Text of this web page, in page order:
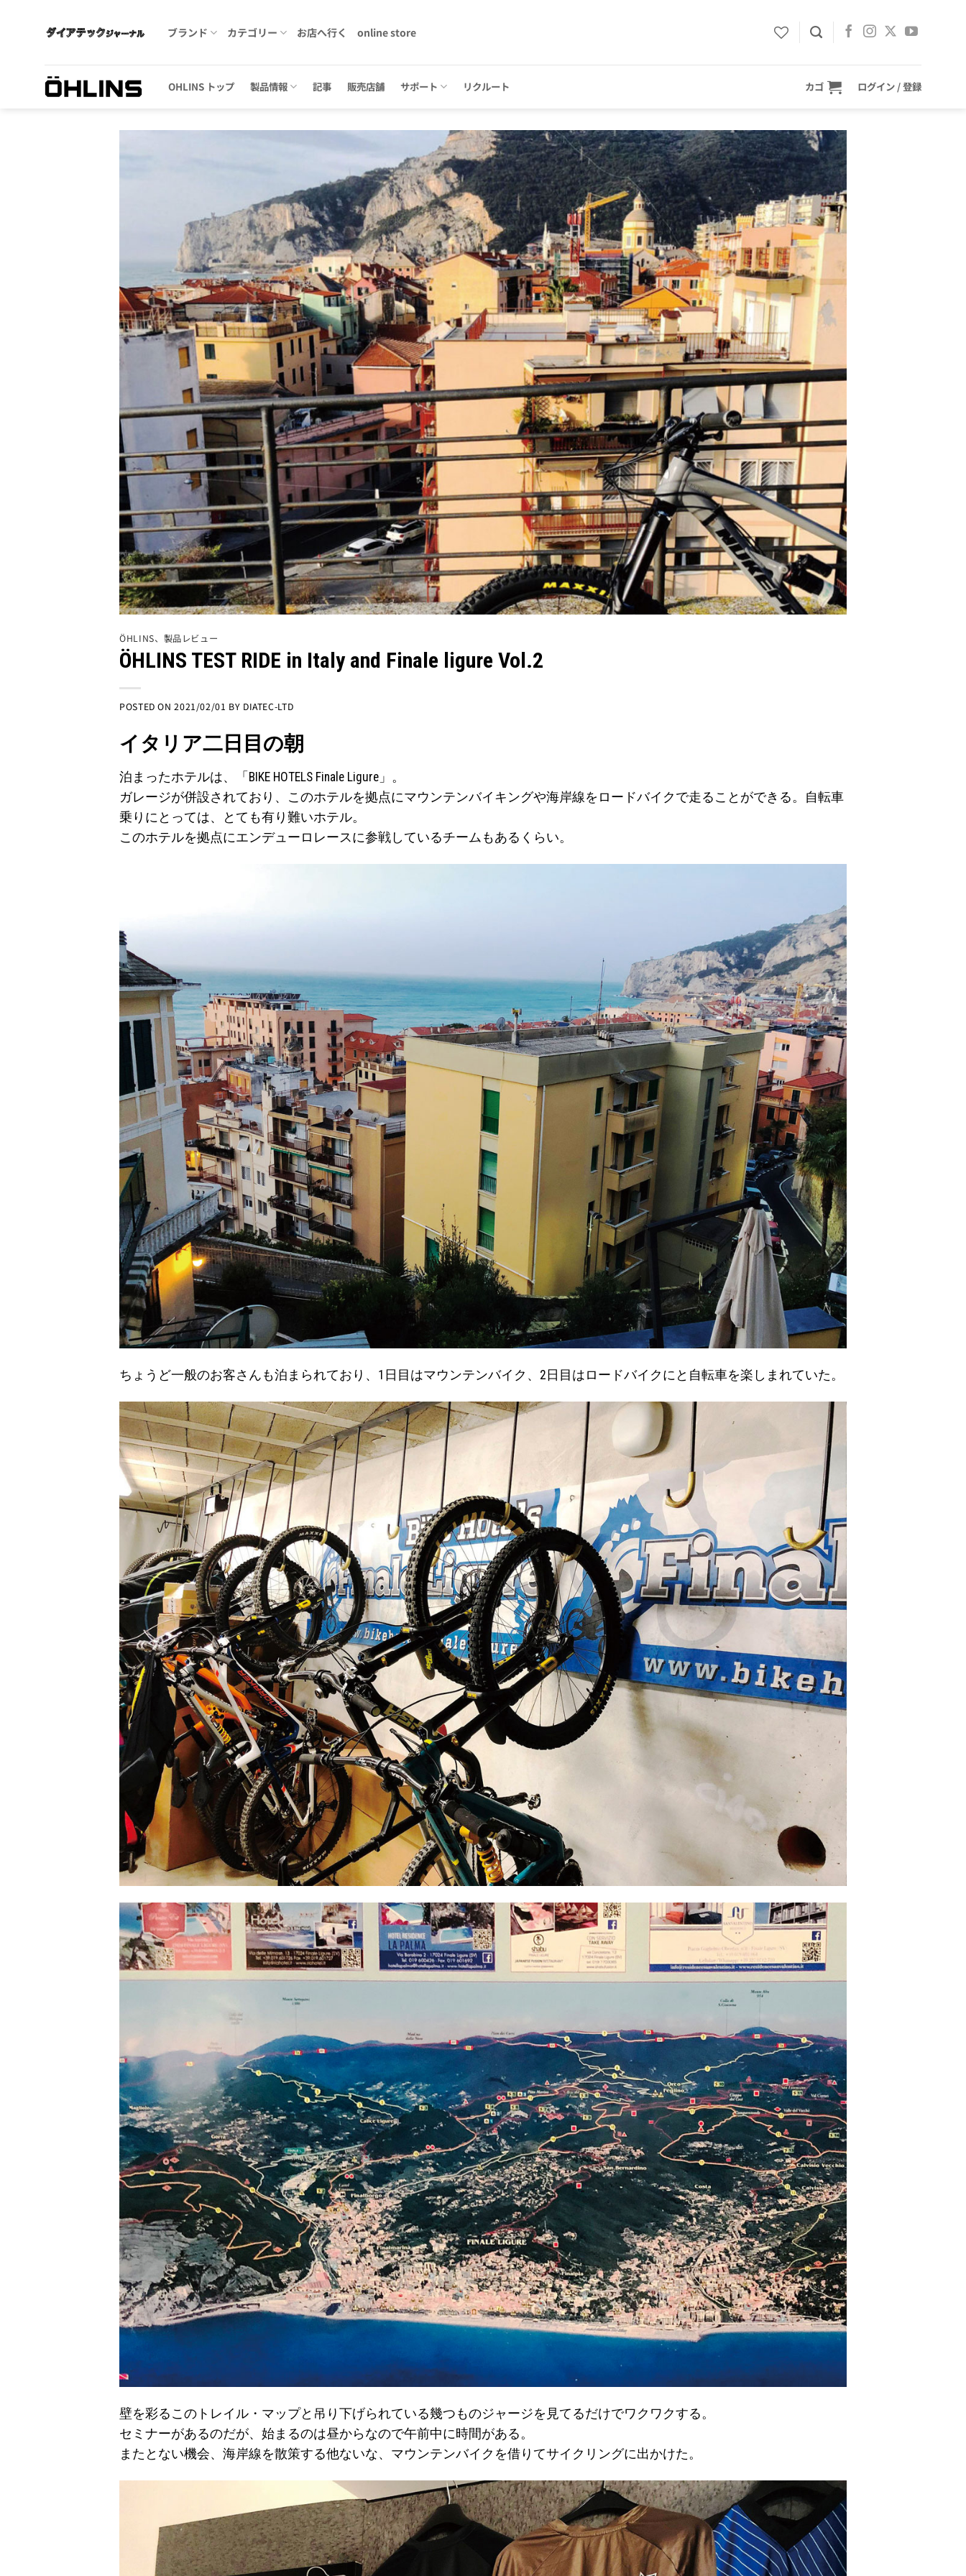
ブランド カテゴリー お店へ行く online store
OHLINS トップ 製品情報 記事 販売店舗 サポート リクルート カゴ ログイン / 登録
ÖHLINS、 製品レビュー
ÖHLINS TEST RIDE in Italy and Finale ligure Vol.2
POSTED ON2021/02/01 BY DIATEC-LTD
イタリア二日目の朝
泊まったホテルは、「BIKE HOTELS Finale Ligure」。
ガレージが併設されており、このホテルを拠点にマウンテンバイキングや海岸線をロードバイクで走ることができる。自転車
乗りにとっては、とても有り難いホテル。
このホテルを拠点にエンデューロレースに参戦しているチームもあるくらい。
ちょうど一般のお客さんも泊まられており、1日目はマウンテンバイク、2日目はロードバイクにと自転車を楽しまれていた。
壁を彩るこのトレイル・マップと吊り下げられている幾つものジャージを見てるだけでワクワクする。
セミナーがあるのだが、始まるのは昼からなので午前中に時間がある。
またとない機会、海岸線を散策する他ないな、マウンテンバイクを借りてサイクリングに出かけた。